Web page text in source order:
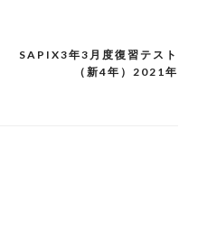
SAPIX3年3月度復習テスト
（新4年）2021年